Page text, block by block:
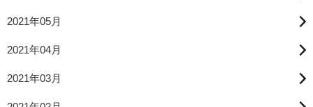
2021年05月
2021年04月
2021年03月